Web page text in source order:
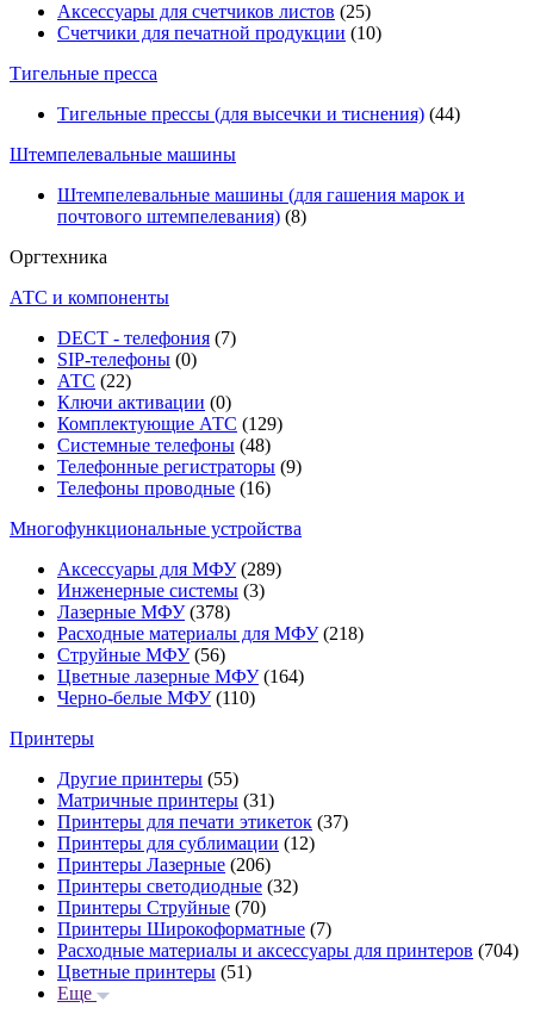
Аксессуары для счетчиков листов (25)
Счетчики для печатной продукции (10)
Тигельные пресса
Тигельные прессы (для высечки и тиснения) (44)
Штемпелевальные машины
Штемпелевальные машины (для гашения марок и
почтового штемпелевания) (8)
Оргтехника
АТС и компоненты
DECT - телефония (7)
SIP-телефоны (0)
АТС (22)
Ключи активации (0)
Комплектующие АТС (129)
Системные телефоны (48)
Телефонные регистраторы (9)
Телефоны проводные (16)
Многофункциональные устройства
Аксессуары для МФУ(289)
Инженерные системы (3)
Лазерные МФУ(378)
Расходные материалы для МФУ(218)
Струйные МФУ(56)
Цветные лазерные МФУ(164)
Черно-белые МФУ(110)
Принтеры
Другие принтеры (55)
Матричные принтеры (31)
Принтеры для печати этикеток (37)
Принтеры для сублимации (12)
Принтеры Лазерные (206)
Принтеры светодиодные (32)
Принтеры Струйные (70)
Принтеры Широкоформатные (7)
Расходные материалы и аксессуары для принтеров (704)
Цветные принтеры (51)
Еще